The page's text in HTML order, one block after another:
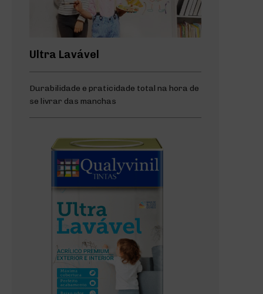
Ultra Lavável
Durabilidade e praticidade total na hora de
se livrar das manchas